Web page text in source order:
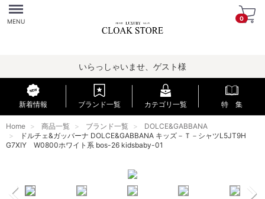
Menu
MENU 0
いらっしゃいませ、ゲスト様
新着情報 ブランド一覧 カテゴリ一覧 特 集
Home 商品一覧 ブランド一覧
DOLCE&GABBANA
ドルチェ&ガッバーナ DOLCE&GABBANA キッズ－Ｔ－シャツL5JT9H
G7XIY W0800ホワイト系 bos-26 kidsbaby-01